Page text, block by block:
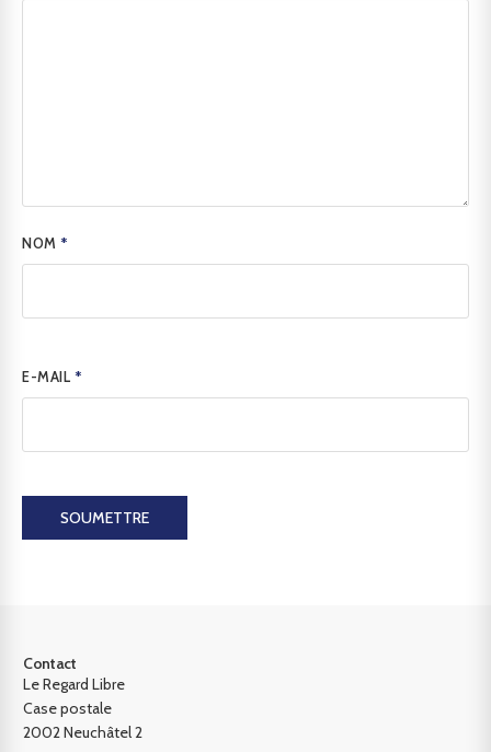
NOM*
E-MAIL *
SOUMETTRE
Contact
Le Regard Libre
Case postale
2002 Neuchâtel 2